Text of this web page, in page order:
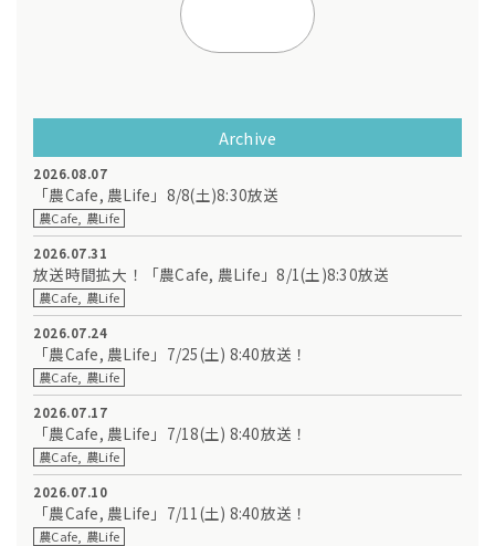
Archive
2026.08.07
「農Cafe, 農Life」8/8(土)8:30放送
農Cafe, 農Life
2026.07.31
放送時間拡大！「農Cafe, 農Life」8/1(土)8:30放送
農Cafe, 農Life
2026.07.24
「農Cafe, 農Life」7/25(土) 8:40放送！
農Cafe, 農Life
2026.07.17
「農Cafe, 農Life」7/18(土) 8:40放送！
農Cafe, 農Life
2026.07.10
「農Cafe, 農Life」7/11(土) 8:40放送！
農Cafe, 農Life